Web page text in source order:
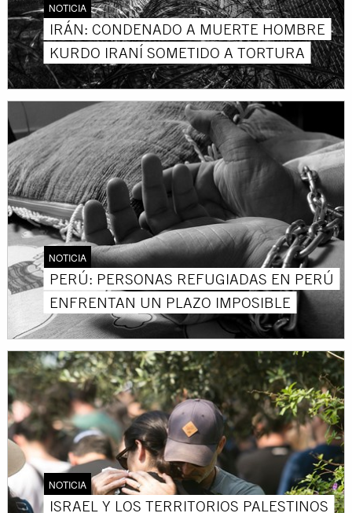
NOTICIA
IRÁN: CONDENADO A MUERTE HOMBRE
KURDO IRANÍ SOMETIDO A TORTURA
NOTICIA
PERÚ: PERSONAS REFUGIADAS EN PERÚ
ENFRENTAN UN PLAZO IMPOSIBLE
NOTICIA
ISRAEL Y LOS TERRITORIOS PALESTINOS